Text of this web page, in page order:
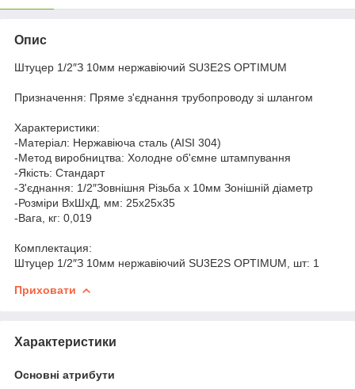
Опис
Штуцер 1/2″З 10мм нержавіючий SU3E2S OPTIMUM
Призначення: Пряме з'єднання трубопроводу зі шлангом
Характеристики:
-Матеріал: Нержавіюча сталь (AISI 304)
-Метод виробництва: Холодне об'ємне штампування
-Якість: Стандарт
-З'єднання: 1/2″Зовнішня Різьба х 10мм Зонішній діаметр
-Розміри ВхШхД, мм: 25х25х35
-Вага, кг: 0,019
Комплектация:
Штуцер 1/2″З 10мм нержавіючий SU3E2S OPTIMUM, шт: 1
Приховати
Характеристики
Основні атрибути